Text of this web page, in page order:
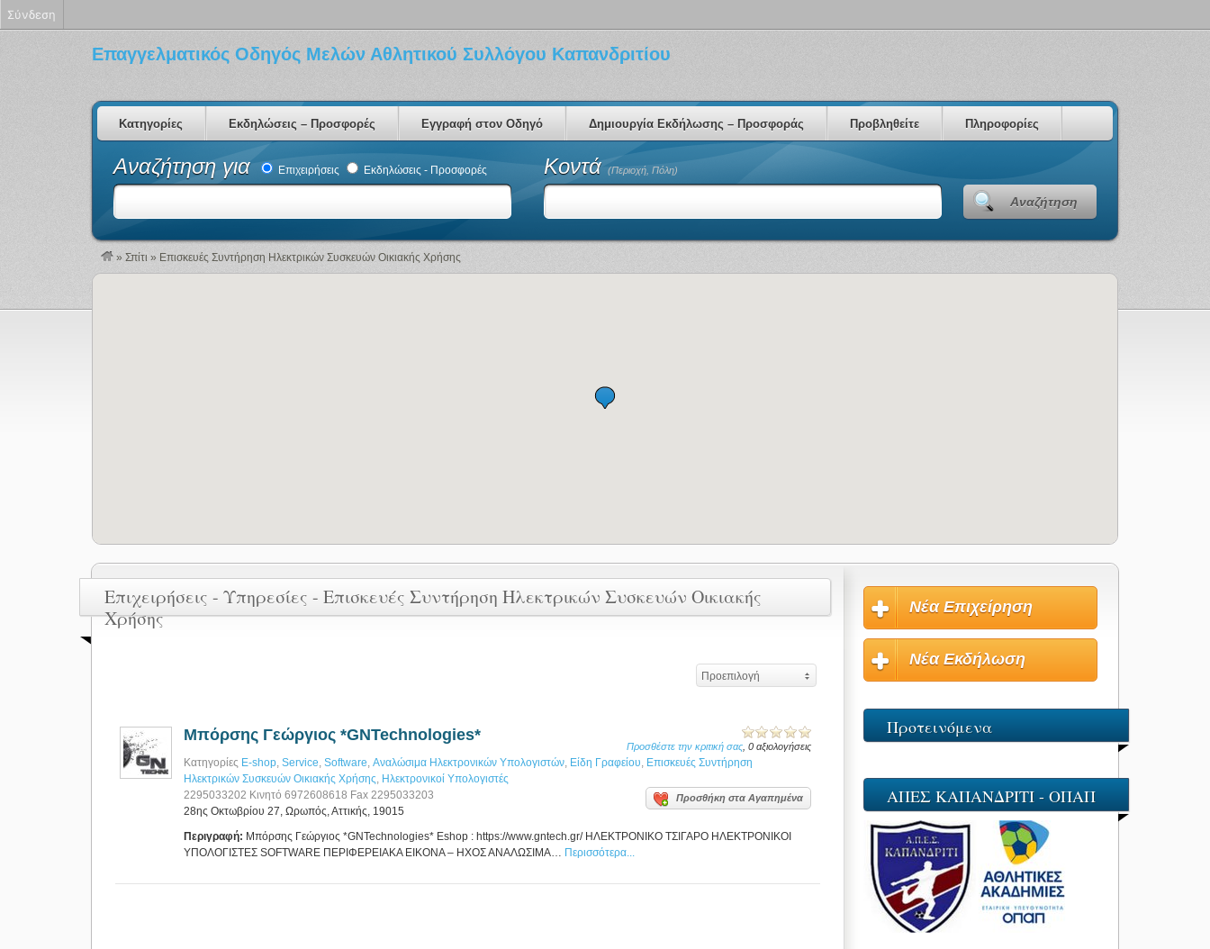
Επαγγελματικός Οδηγός Μελών Αθλητικού Συλλόγου Καπανδριτίου
Κατηγορίες Εκδηλώσεις – Προσφορές Εγγραφή στον Οδηγό Δημιουργία Εκδήλωσης – Προσφοράς Προβληθείτε Πληροφορίες
Αναζήτηση για Επιχειρήσεις Εκδηλώσεις - Προσφορές Κοντά (Περιοχή, Πόλη)
Αναζήτηση
» Σπίτι » Επισκευές Συντήρηση Ηλεκτρικών Συσκευών Οικιακής Χρήσης
Επιχειρήσεις - Υπηρεσίες - Επισκευές Συντήρηση Ηλεκτρικών Συσκευών Οικιακής
Χρήσης
Προεπιλογή
Προσθέστε την κριτική σας , 0 αξιολογήσεις
Μπόρσης Γεώργιος *GNTechnologies*
Κατηγορίες E-shop, Service, Software, Αναλώσιμα Ηλεκτρονικών Υπολογιστών, Είδη Γραφείου, Επισκευές Συντήρηση
Ηλεκτρικών Συσκευών Οικιακής Χρήσης, Ηλεκτρονικοί Υπολογιστές
Προσθήκη στα Αγαπημένα
2295033202 Κινητό 6972608618 Fax 2295033203
28ης Οκτωβρίου 27, Ωρωπός, Αττικής, 19015
Περιγραφή: Μπόρσης Γεώργιος *GNTechnologies* Eshop : https://www.gntech.gr/ ΗΛΕΚΤΡΟΝΙΚΟ ΤΣΙΓΑΡΟ ΗΛΕΚΤΡΟΝΙΚΟΙ
ΥΠΟΛΟΓΙΣΤΕΣ SOFTWARE ΠΕΡΙΦΕΡΕΙΑΚΑ ΕΙΚΟΝΑ – ΗΧΟΣ ΑΝΑΛΩΣΙΜΑ… Περισσότερα...
Νέα Επιχείρηση
Νέα Εκδήλωση
Προτεινόμενα
ΑΠΕΣ ΚΑΠΑΝΔΡΙΤΙ - ΟΠΑΠ
Σύνδεση